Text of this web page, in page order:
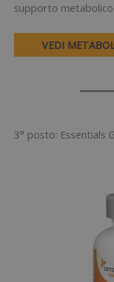
supporto
VEDI
3° posto: Essentials